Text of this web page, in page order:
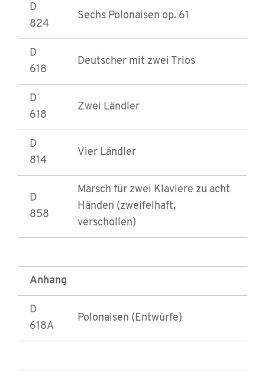
D
824
Sechs Polonaisen op. 61
D
618
Deutscher mit zwei Trios
D
618
Zwei Ländler
D
814
Vier Ländler
D
858
Marsch für zwei Klaviere zu acht
Händen (zweifelhaft,
verschollen)
Anhang
D
618A
Polonaisen (Entwürfe)